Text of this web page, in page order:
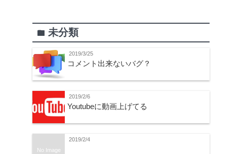
folder 未分類
2019/3/25
コメント出来ないバグ？
2019/2/6
Youtubeに動画上げてる
No Image
2019/2/4